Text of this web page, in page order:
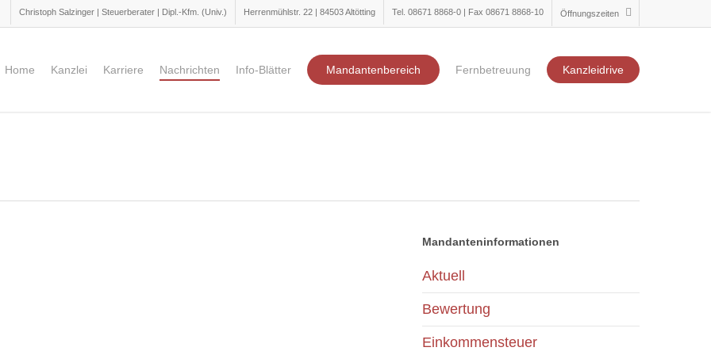
Christoph Salzinger | Steuerberater | Dipl.-Kfm. (Univ.) Herrenmühlstr. 22 | 84503 Altötting Tel. 08671 8868-0 | Fax 08671 8868-10 Öffnungszeiten
Home Kanzlei Karriere Nachrichten Info-Blätter Mandantenbereich Fernbetreuung Kanzleidrive
Mandanteninformationen
Aktuell
Bewertung
Einkommensteuer